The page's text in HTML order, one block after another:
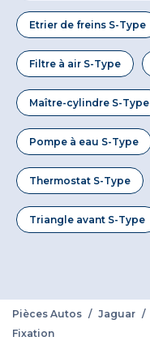
Etrier de freins S-Type
Filtre à air S-Type
Maître-cylindre S-Type
Pompe à eau S-Type
Thermostat S-Type
Triangle avant S-Type
Pièces Autos / Jaguar /
Fixation